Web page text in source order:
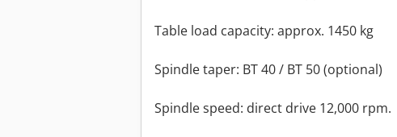
Table load capacity: approx. 1450 kg
Spindle taper: BT 40 / BT 50 (optional)
Spindle speed: direct drive 12,000 rpm.